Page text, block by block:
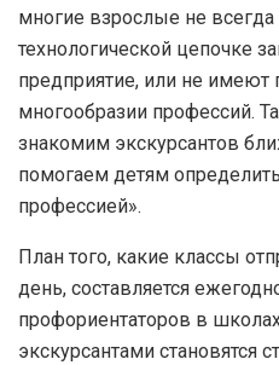
многие взрослые не
технологической цепочке
предприятие, или не имеют
многообразии профессий.
знакомим экскурсантов
помогаем детям
профессией».
План того, какие классы
день, составляется
профориентаторов в
экскурсантами становятся